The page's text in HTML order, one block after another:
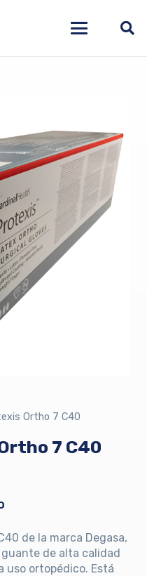
Ortho 7 C40
7 C40
de la marca Degasa,
guante de alta calidad
uso ortopédico. Está